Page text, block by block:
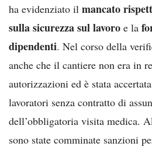
ha evidenziato il mancato
sulla sicurezza sul lavoro e la
dipendenti. Nel corso della
anche che il cantiere non era in
autorizzazioni ed è stata
lavoratori senza contratto di
dell’obbligatoria visita medica.
sono state comminate sanzioni